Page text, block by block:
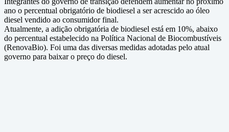
ano o percentual obrigatório de biodiesel a ser acrescido ao óleo
diesel vendido ao consumidor final.
Atualmente, a adição obrigatória de biodiesel está em 10%, abaixo
do percentual estabelecido na Política Nacional de Biocombustíveis
(RenovaBio). Foi uma das diversas medidas adotadas pelo atual
governo para baixar o preço do diesel.